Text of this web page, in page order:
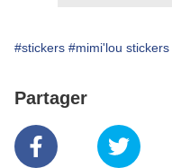
#stickers #mimi'lou stickers
Partager